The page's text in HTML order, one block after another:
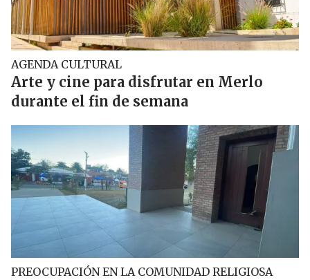
AGENDA CULTURAL
Arte y cine para disfrutar en Merlo
durante el fin de semana
PREOCUPACIÓN EN LA COMUNIDAD RELIGIOSA